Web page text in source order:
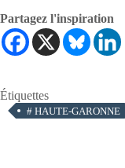
Partagez l'inspiration
Étiquettes
# HAUTE-GARONNE